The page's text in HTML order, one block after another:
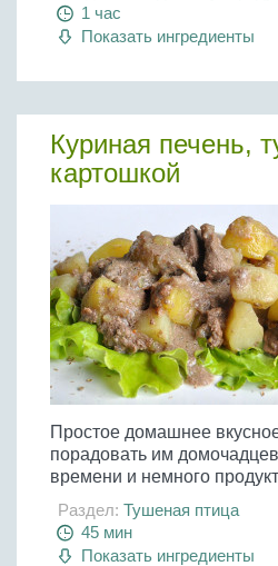
Бобовые
Яйца
Крупы
1 час
Показать ингредиенты
Куриная печень,
картошкой
Простое домашнее
порадовать им
времени и немного
Раздел: Тушеная птица
45 мин
Показать ингредиенты